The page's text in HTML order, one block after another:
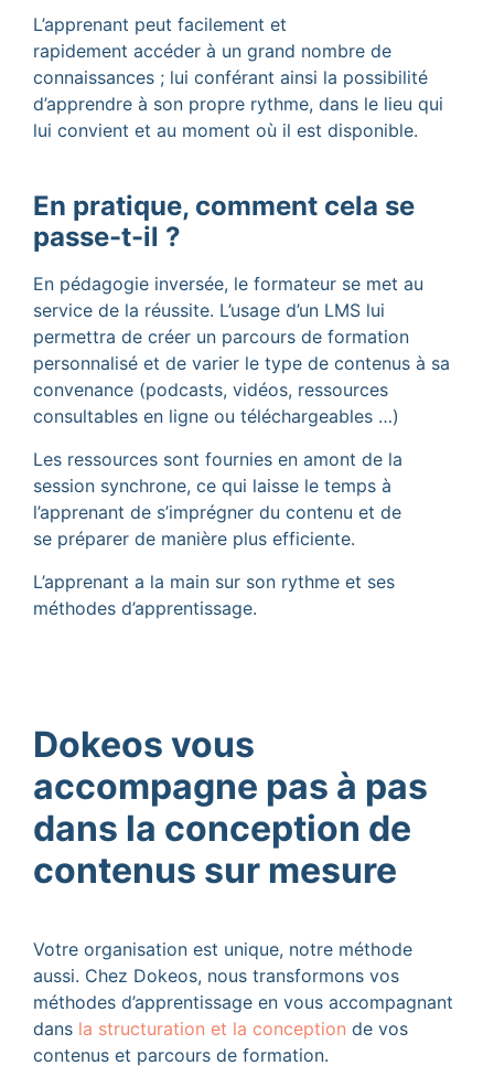
L’apprenant peut facilement et
rapidement accéder à un grand nombre de
connaissances ; lui conférant ainsi la possibilité
d’apprendre à son propre rythme, dans le lieu qui
lui convient et au moment où il est disponible.
En pratique, comment cela se
passe-t-il ?
En pédagogie inversée, le formateur se met au
service de la réussite. L’usage d’un LMS lui
permettra de créer un parcours de formation
personnalisé et de varier le type de contenus à sa
convenance (podcasts, vidéos, ressources
consultables en ligne ou téléchargeables …)
Les ressources sont fournies en amont de la
session synchrone, ce qui laisse le temps à
l’apprenant de s’imprégner du contenu et de
se préparer de manière plus efficiente.
L’apprenant a la main sur son rythme et ses
méthodes d’apprentissage.
Dokeos vous
accompagne pas à pas
dans la conception de
contenus sur mesure
Votre organisation est unique, notre méthode
aussi. Chez Dokeos, nous transformons vos
méthodes d’apprentissage en vous accompagnant
dans la structuration et la conception de vos
contenus et parcours de formation.